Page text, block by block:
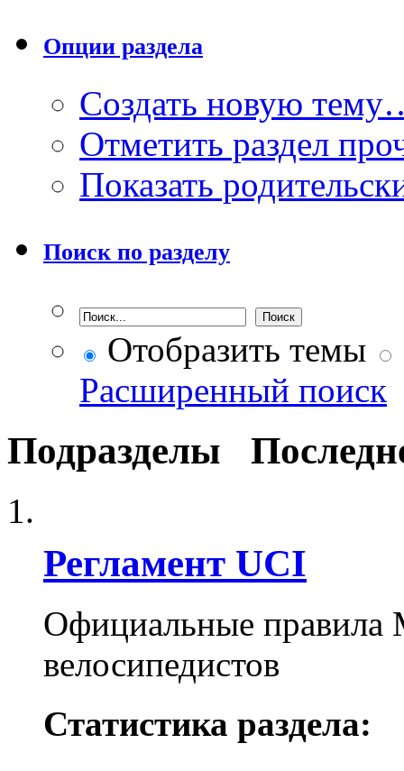
Опции раздела
Создать новую
Отметить раздел
Показать
Поиск по разделу
Отобразить темы
Расширенный поиск
Подразделы
Регламент UCI
Официальные правила
велосипедистов
Статистика раздела: